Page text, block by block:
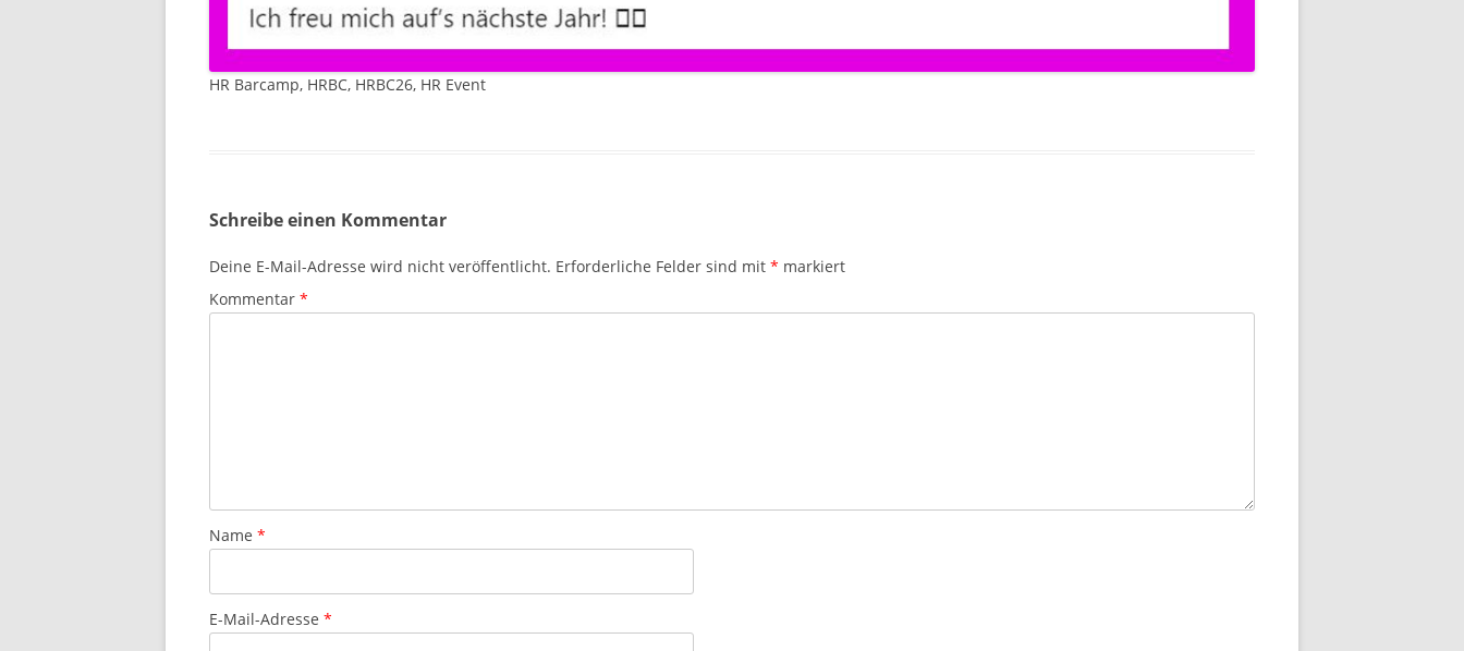
HR Barcamp, HRBC, HRBC26, HR Event
Schreibe einen Kommentar
Deine E-Mail-Adresse wird nicht veröffentlicht. Erforderliche Felder sind mit * markiert
Kommentar *
Name *
E-Mail-Adresse *